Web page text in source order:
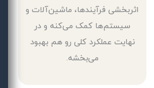
اثربخشی فرآیندها، ماشین‌آلات و
سیستم‌ها کمک می‌کنه و در
نهایت عملکرد کلی رو هم بهبود
می‌بخشه.